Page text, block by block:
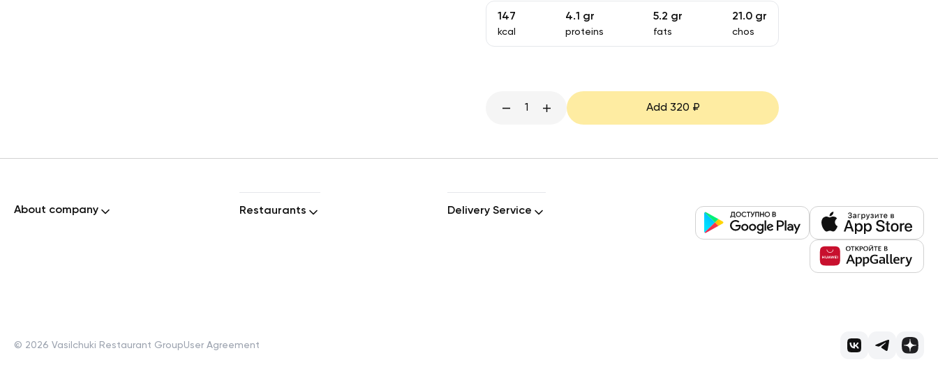
147
kcal
4.1 gr
proteins
5.2 gr
fats
21.0 gr
chos
1 Add 320 ₽
About company Restaurants Delivery Service
© 2026 Vasilchuki Restaurant GroupUser Agreement